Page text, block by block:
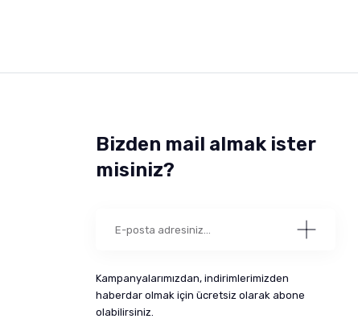
Bizden mail almak ister
misiniz?
Kampanyalarımızdan, indirimlerimizden
haberdar olmak için ücretsiz olarak abone
olabilirsiniz.